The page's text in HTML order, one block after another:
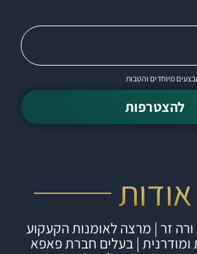
מיוחדים והטבות
להצטרפות
אודות
זר | מרצה לאומנות הקעקוע
ומודרנית | בעלים חברתפאפא